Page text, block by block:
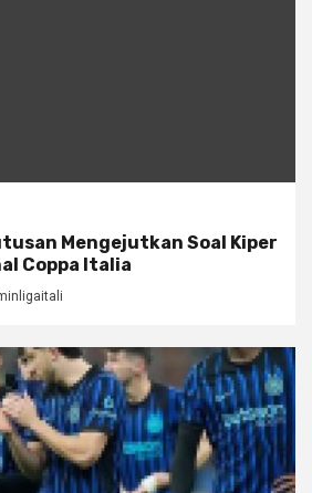
Mengejutkan Soal Kiper
Coppa Italia